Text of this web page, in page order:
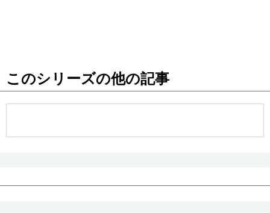
お知らせ
このシリーズの他の記事